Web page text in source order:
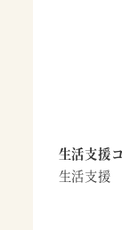
生活支援
生活支援